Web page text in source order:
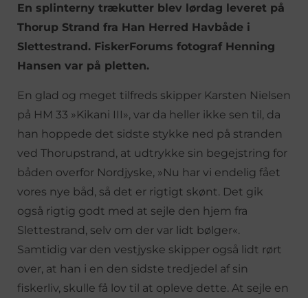
En splinterny trækutter blev lørdag leveret på
Thorup Strand fra Han Herred Havbåde i
Slettestrand. FiskerForums fotograf Henning
Hansen var på pletten.
En glad og meget tilfreds skipper Karsten Nielsen
på HM 33 »Kikani III», var da heller ikke sen til, da
han hoppede det sidste stykke ned på stranden
ved Thorupstrand, at udtrykke sin begejstring for
båden overfor Nordjyske, »Nu har vi endelig fået
vores nye båd, så det er rigtigt skønt. Det gik
også rigtig godt med at sejle den hjem fra
Slettestrand, selv om der var lidt bølger«.
Samtidig var den vestjyske skipper også lidt rørt
over, at han i en den sidste tredjedel af sin
fiskerliv, skulle få lov til at opleve dette. At sejle en